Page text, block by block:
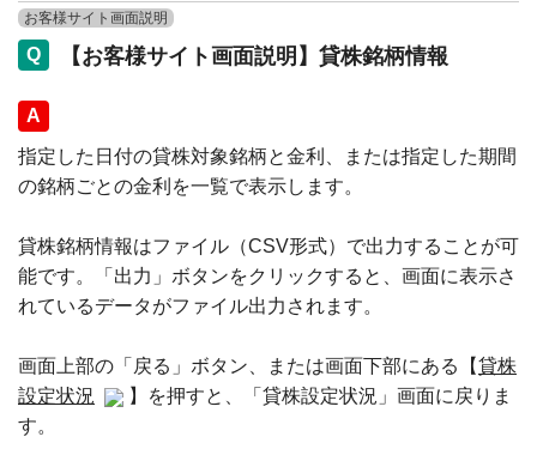
お客様サイト画面説明
【お客様サイト画面説明】貸株銘柄情報
回答
指定した日付の貸株対象銘柄と金利、または指定した期間
の銘柄ごとの金利を一覧で表示します。
貸株銘柄情報はファイル（CSV形式）で出力することが可
能です。「出力」ボタンをクリックすると、画面に表示さ
れているデータがファイル出力されます。
画面上部の「戻る」ボタン、または画面下部にある【貸株
設定状況
】を押すと、「貸株設定状況」画面に戻りま
す。